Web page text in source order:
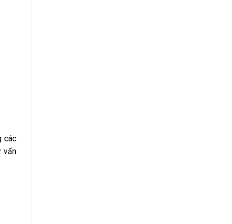
các
vấn